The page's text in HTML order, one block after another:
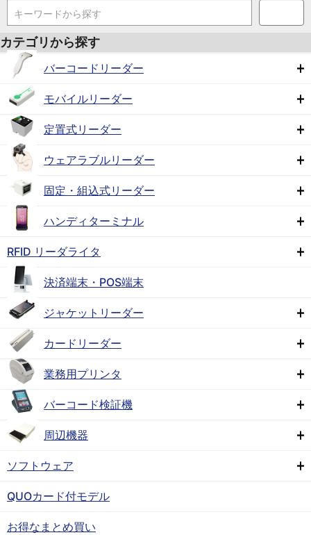
キーワードから探す
カテゴリから探す
バーコードリーダー
モバイルリーダー
定置式リーダー
ウェアラブルリーダー
固定・組込式リーダー
ハンディターミナル
RFID リーダライタ
決済端末・POS端末
ジャケットリーダー
カードリーダー
業務用プリンタ
バーコード検証機
周辺機器
ソフトウェア
QUOカード付モデル
お得なまとめ買い